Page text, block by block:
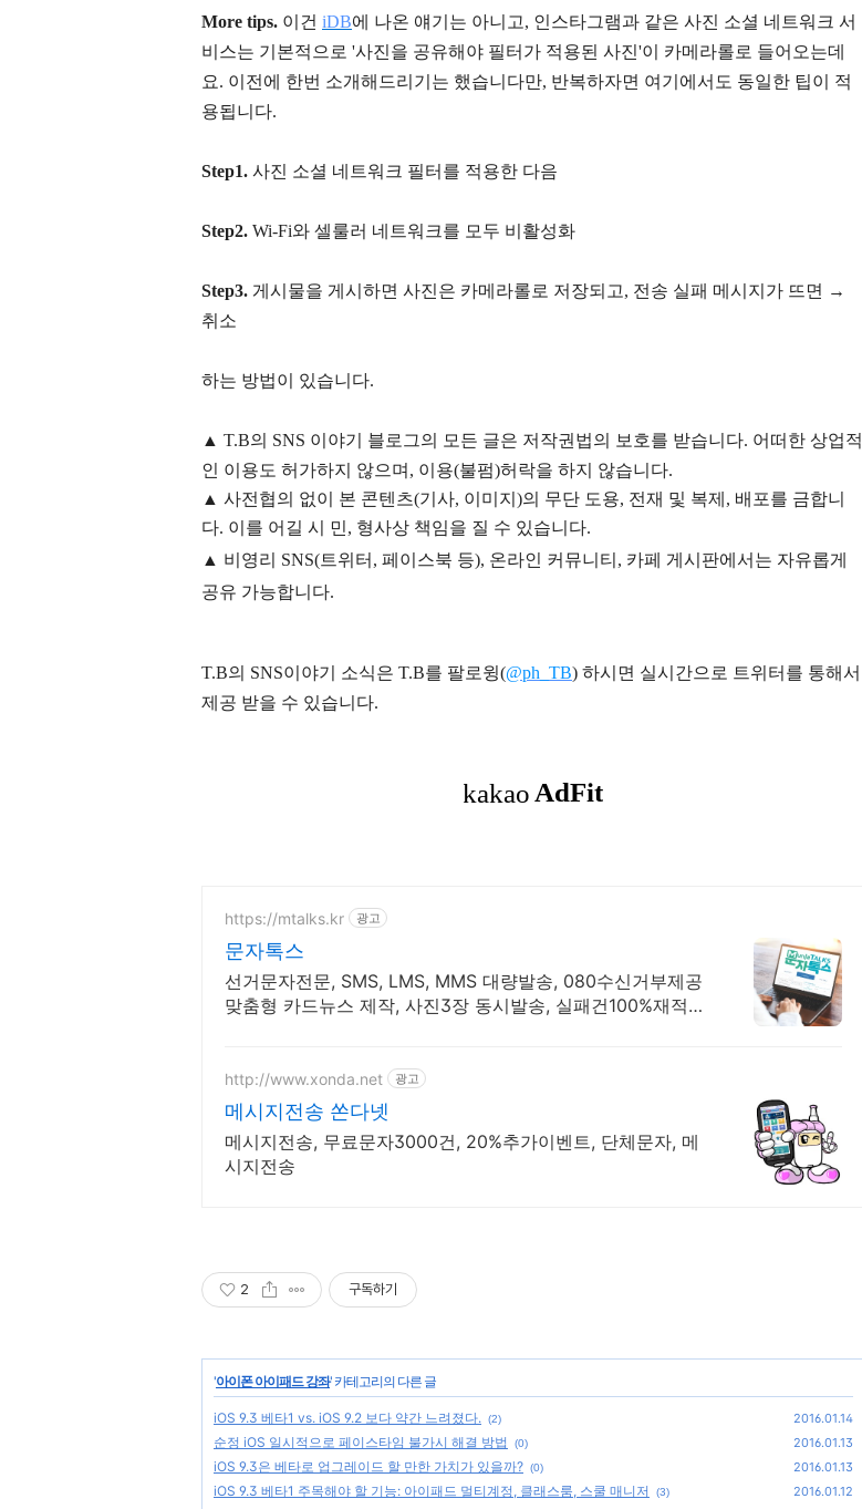
More tips. 이건 iDB에 나온 얘기는 아니고, 인스타그램과 같은 사진 소셜 네트워크 서
비스는 기본적으로 '사진을 공유해야 필터가 적용된 사진'이 카메라롤로 들어오는데
요. 이전에 한번 소개해드리기는 했습니다만, 반복하자면 여기에서도 동일한 팁이 적
용됩니다.
Step1. 사진 소셜 네트워크 필터를 적용한 다음
Step2. Wi-Fi와 셀룰러 네트워크를 모두 비활성화
Step3. 게시물을 게시하면 사진은 카메라롤로 저장되고, 전송 실패 메시지가 뜨면 →
취소
하는 방법이 있습니다.
▲ T.B의 SNS 이야기 블 로그의 모든 글은 저작권법의 보호를 받습니다. 어떠한 상업적
인 이용도 허가하지 않으며, 이용(불펌)허락을 하지 않습니다.
▲ 사전협의 없이 본 콘텐츠(기사, 이미지)의 무단 도용, 전재 및 복제, 배포를 금합니
다. 이를 어길 시 민, 형사상 책임을 질 수 있습니다.
▲ 비영리 SNS(트위터, 페이스북 등), 온라인 커뮤니티, 카페 게시판에서는 자유롭게
공유 가능합니다.
T.B의 SNS이야기 소식은 T.B를 팔로윙(@ph_TB) 하시면 실시간으로 트위터를 통해서
제공 받을 수 있습니다.
https://mtalks.kr 광고
문자톡스
선거문자전문, SMS, LMS, MMS 대량발송, 080수신거부제공
맞춤형 카드뉴스 제작, 사진3장 동시발송, 실패건100%재적
http://www.xonda.net 광고
메시지전송 쏜다넷
메시지전송, 무료문자3000건, 20%추가이벤트, 단체문자, 메
시지전송
2 구독하기
'아이폰 아이패드 강좌' 카테고리의 다른 글
iOS 9.3 베타1 vs. iOS 9.2 보다 약간 느려졌다. (2) 2016.01.14
순정 iOS 일시적으로 페이스타임 불가시 해결 방법 (0) 2016.01.13
iOS 9.3은 베타로 업그레이드 할 만한 가치가 있을까? (0) 2016.01.13
iOS 9.3 베타1 주목해야 할 기능: 아이패드 멀티계정, 클래스룸, 스쿨 매니저 (3) 2016.01.12